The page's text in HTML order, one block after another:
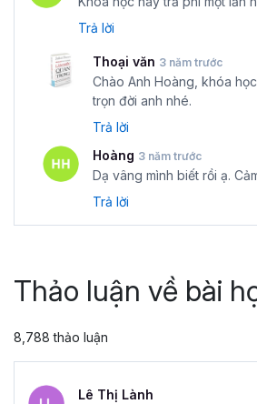
Trả lời
Thoại văn 3 năm trước
Chào Anh Hoàng, khóa
trọn đời anh nhé.
Trả lời
Hoàng 3 năm trước
Dạ vâng mình biết rồi ạ.
Trả lời
Thảo luận về bài
8,788 thảo luận
Lê Thị Lành